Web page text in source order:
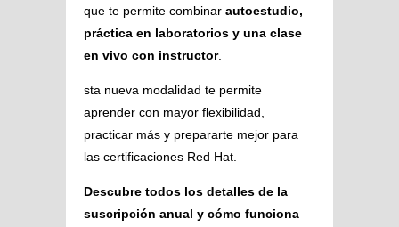
que te permite combinarautoestudio,
práctica en laboratorios y una clase
en vivo con instructor.
sta nueva modalidad te permite
aprender con mayor flexibilidad,
practicar más y prepararte mejor para
las certificaciones Red Hat.
Descubre todos los detalles de la
suscripción anual y cómo funciona